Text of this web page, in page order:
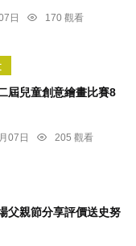
日
170 觀看
屆兒童創意繪畫比賽8
07日
205 觀看
父親節分享評價送史努